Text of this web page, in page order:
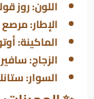
اللون: روز
الإطار: مرصع
الماكينة:
الزجاج:
السوار: